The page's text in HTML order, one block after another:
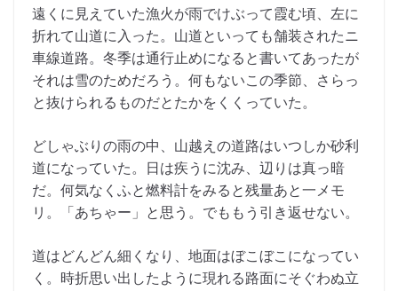
遠くに見えていた漁火が雨でけぶって霞む頃、左に
折れて山道に入った。山道といっても舗装されたニ
車線道路。冬季は通行止めになると書いてあったが
それは雪のためだろう。何もないこの季節、さらっ
と抜けられるものだとたかをくくっていた。
どしゃぶりの雨の中、山越えの道路はいつしか砂利
道になっていた。日は疾うに沈み、辺りは真っ暗
だ。何気なくふと燃料計をみると残量あと一メモ
リ。「あちゃー」と思う。でももう引き返せない。
道はどんどん細くなり、地面はぼこぼこになってい
く。時折思い出したように現れる路面にそぐわぬ立